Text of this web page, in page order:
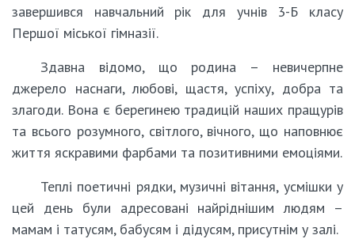
завершився навчальний рік для учнів 3-Б класу
Першої міської гімназії.
Здавна відомо, що родина – невичерпне
джерело наснаги, любові, щастя, успіху, добра та
злагоди. Вона є берегинею традицій наших пращурів
та всього розумного, світлого, вічного, що наповнює
життя яскравими фарбами та позитивними емоціями.
Теплі поетичні рядки, музичні вітання, усмішки у
цей день були адресовані найріднішим людям –
мамам і татусям, бабусям і дідусям, присутнім у залі.